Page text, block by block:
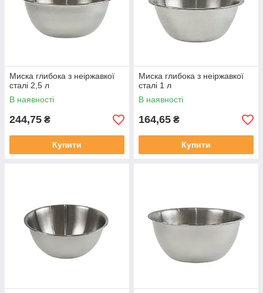
Миска глибока з неіржавкої
сталі 2,5 л
В наявності
244,75 ₴
Купити
Миска глибока з неіржавкої
сталі 1 л
В наявності
164,65 ₴
Купити